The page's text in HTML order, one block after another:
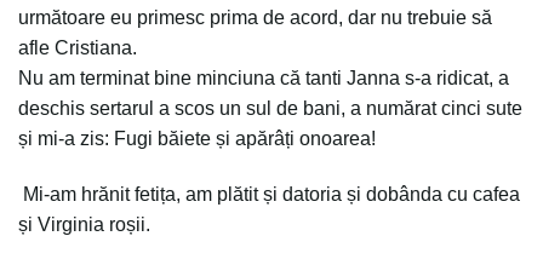
următoare eu primesc prima de acord, dar nu trebuie să
afle Cristiana.
Nu am terminat bine minciuna că tanti Janna s-a ridicat, a
deschis sertarul a scos un sul de bani, a numărat cinci sute
și mi-a zis: Fugi băiete și apărâți onoarea!
Mi-am hrănit fetița, am plătit și datoria și dobânda cu cafea
și Virginia roșii.